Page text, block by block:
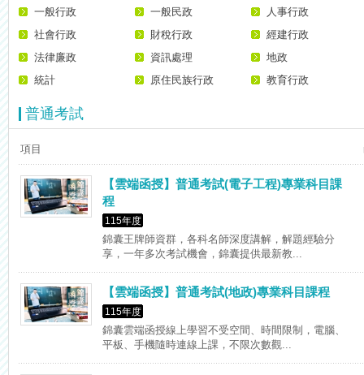
【注意】112年起高普不考「公文」／高考英文占比提升，快來看看
【最新】錦囊函授增加便利商店付款方式，便利到不行！馬上使用►
一般行政 一般民政
人事行政
社會行政
財稅行政
經建行政
法律廉政
資訊處理
地政
統計
原住民族行政 教育行政
普通考試
項目
【雲端函授】普通考試(電子工程)專業科目課
程
115年度
錦囊王牌師資群，各科名師深度講解，解題經驗分
享，一年多次考試機會，錦囊提供最新教...
【雲端函授】普通考試(地政)專業科目課程
115年度
錦囊雲端函授線上學習不受空間、時間限制，電腦、
平板、手機隨時連線上課，不限次數觀...